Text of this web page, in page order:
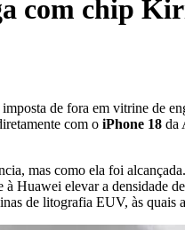
com chip
de fora em vitrine de
com o iPhone 18 da
mas como ela foi
Huawei elevar a densidade
de litografia EUV, às quais